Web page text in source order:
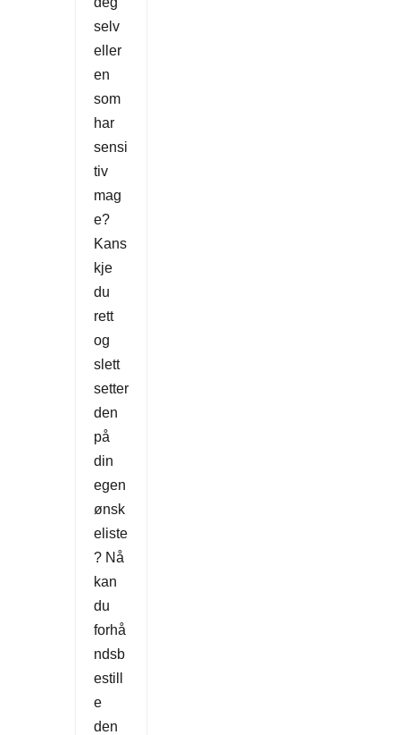
selv
eller
en
som
har
sensi
tiv
mag
e?
Kans
kje
du
rett
og
slett
setter
den
på
din
egen
ønsk
eliste
? Nå
kan
du
forhå
ndsb
estill
e
den